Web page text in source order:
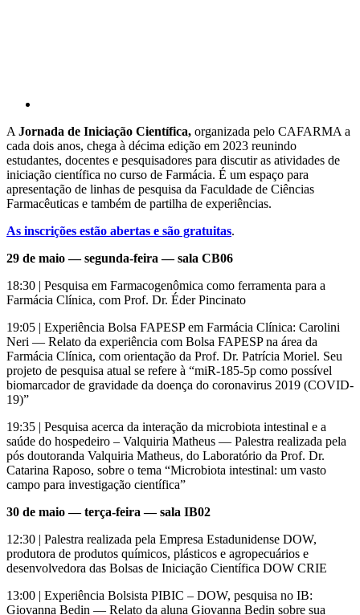
A Jornada de Iniciação Científica, organizada pelo CAFARMA a
cada dois anos, chega à décima edição em 2023 reunindo
estudantes, docentes e pesquisadores para discutir as atividades de
iniciação científica no curso de Farmácia. É um espaço para
apresentação de linhas de pesquisa da Faculdade de Ciências
Farmacêuticas e também de partilha de experiências.
As inscrições estão abertas e são gratuitas.
29 de maio — segunda-feira — sala CB06
18:30 | Pesquisa em Farmacogenômica como ferramenta para a
Farmácia Clínica, com Prof. Dr. Éder Pincinato
19:05 | Experiência Bolsa FAPESP em Farmácia Clínica: Carolini
Neri — Relato da experiência com Bolsa FAPESP na área da
Farmácia Clínica, com orientação da Prof. Dr. Patrícia Moriel. Seu
projeto de pesquisa atual se refere à “miR-185-5p como possível
biomarcador de gravidade da doença do coronavirus 2019 (COVID-
19)”
19:35 | Pesquisa acerca da interação da microbiota intestinal e a
saúde do hospedeiro – Valquiria Matheus — Palestra realizada pela
pós doutoranda Valquiria Matheus, do Laboratório da Prof. Dr.
Catarina Raposo, sobre o tema “Microbiota intestinal: um vasto
campo para investigação científica”
30 de maio — terça-feira — sala IB02
12:30 | Palestra realizada pela Empresa Estadunidense DOW,
produtora de produtos químicos, plásticos e agropecuários e
desenvolvedora das Bolsas de Iniciação Científica DOW CRIE
13:00 | Experiência Bolsista PIBIC – DOW, pesquisa no IB:
Giovanna Bedin — Relato da aluna Giovanna Bedin sobre sua